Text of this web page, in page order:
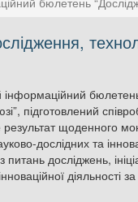
бюлетень
підготовлений
щоденного
дослідних та
питань досліджень,